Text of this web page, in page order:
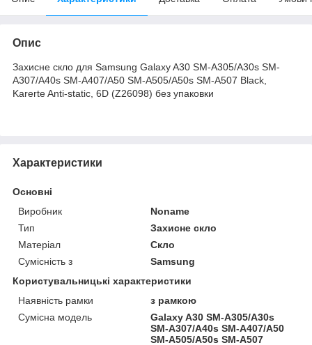
Опис
Захисне скло для Samsung Galaxy A30 SM-A305/A30s SM-
A307/A40s SM-A407/A50 SM-A505/A50s SM-A507 Black,
Karerte Anti-static, 6D (Z26098) без упаковки
Характеристики
Основні
Виробник
Noname
Тип
Захисне скло
Матеріал
Скло
Сумісність з
Samsung
Користувальницькі характеристики
Наявність рамки
з рамкою
Сумісна модель
Galaxy A30 SM-A305/A30s
SM-A307/A40s SM-A407/A50
SM-A505/A50s SM-A507